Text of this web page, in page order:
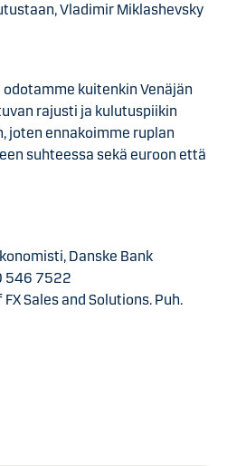
Vladimir Miklashevsky
odotamme kuitenkin Venäjän
rajusti ja kulutuspiikin
joten ennakoimme ruplan
suhteessa sekä euroon että
Danske Bank
546 7522
Sales and Solutions. Puh.